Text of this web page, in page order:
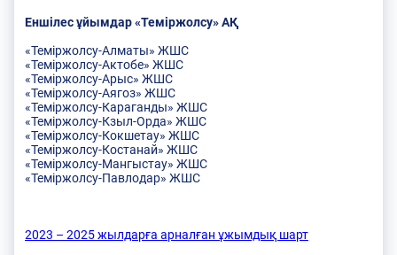
Еншілес ұйымдар «Теміржолсу» АҚ
«Теміржолсу-Алматы» ЖШС
«Теміржолсу-Актобе» ЖШС
«Теміржолсу-Арыс» ЖШС
«Теміржолсу-Аягоз» ЖШС
«Теміржолсу-Караганды» ЖШС
«Теміржолсу-Кзыл-Орда» ЖШС
«Теміржолсу-Кокшетау» ЖШС
«Теміржолсу-Костанай» ЖШС
«Теміржолсу-Мангыстау» ЖШС
«Теміржолсу-Павлодар» ЖШС
2023 – 2025 жылдарға арналған ұжымдық шарт